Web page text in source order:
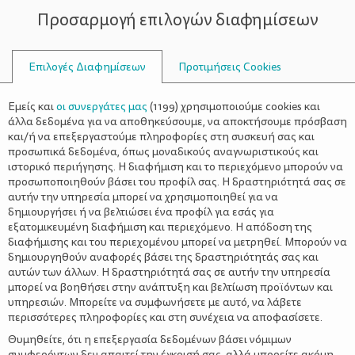
ΣΥΜΒΟΥΛΟΙ
ΕΓΚΥΜΟΣΎΝΗ>ΥΓΕΊΑ
Αιμορροϊδοπάθεια κατά την
εγκυμοσύνη
Η αιμορροϊδοπάθεια αποτελεί μία κατάσταση κατά την οποία
διογκωμένες οιδηματώδεις φλέβες αναγνωρίζονται στο
τελευταίο κομμάτι του πεπτικού μας σωλήνα. Οι αιμορροΐδες
μπορεί να προβάλλουν προς τα έξω, να εμφανίζονται ή να
εξαφανίζονται, να είναι σκληρές ή μαλακές, να έχουν υφέσεις
και εξάρσεις καθώς και να προκαλούν πόνο, αιμορραγία ή και
τα δύο.
Δημοσιευμένες μελέτες έχουν δείξει ότι 1 στις 2γυναίκες
Προσαρμογή επιλογών διαφημίσεων
Επιλογές Διαφημίσεων Προτιμήσεις Cookies
Εμείς καιοι συνεργάτες μας (1199) χρησιμοποιούμε cookies και
άλλα δεδομένα για να αποθηκεύσουμε, να αποκτήσουμε πρόσβαση
και/ή να επεξεργαστούμε πληροφορίες στη συσκευή σας και
προσωπικά δεδομένα, όπως μοναδικούς αναγνωριστικούς και
ιστορικό περιήγησης. Η διαφήμιση και το περιεχόμενο μπορούν να
προσωποποιηθούν βάσει του προφίλ σας. Η δραστηριότητά σας σε
αυτήν την υπηρεσία μπορεί να χρησιμοποιηθεί για να
δημιουργήσει ή να βελτιώσει ένα προφίλ για εσάς για
εξατομικευμένη διαφήμιση και περιεχόμενο. Η απόδοση της
διαφήμισης και του περιεχομένου μπορεί να μετρηθεί. Μπορούν να
δημιουργηθούν αναφορές βάσει της δραστηριότητάς σας και
αυτών των άλλων. Η δραστηριότητά σας σε αυτήν την υπηρεσία
μπορεί να βοηθήσει στην ανάπτυξη και βελτίωση προϊόντων και
υπηρεσιών. Μπορείτε να συμφωνήσετε με αυτό, να λάβετε
περισσότερες πληροφορίες και στη συνέχεια να αποφασίσετε.
Θυμηθείτε, ότι η επεξεργασία δεδομένων βάσει νόμιμων